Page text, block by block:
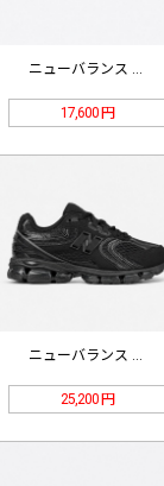
ニューバランス MT10 ミニマス …
17,600 円
25,200 円